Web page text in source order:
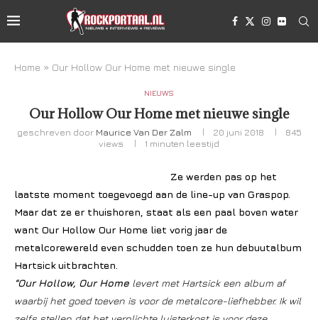
Home » Our Hollow Our Home met nieuwe single
NIEUWS
Our Hollow Our Home met nieuwe single
geschreven door Maurice Van Der Zalm 20 juni 2018
845
views
1 minuten leestijd
Ze werden pas op het
laatste moment toegevoegd aan de line-up van Graspop.
Maar dat ze er thuishoren, staat als een paal boven water
want Our Hollow Our Home liet vorig jaar de
metalcorewereld even schudden toen ze hun debuutalbum
Hartsick uitbrachten.
“Our Hollow, Our Home levert met Hartsick een album af
waarbij het goed toeven is voor de metalcore-liefhebber. Ik wil